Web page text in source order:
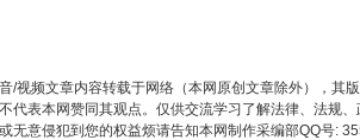
/视频文章内容转载于网络（本网原创文章除外），
代表本网赞同其观点。仅供交流学习了解法律、法规
无意侵犯到您的权益烦请告知本网制作采编部QQ号: